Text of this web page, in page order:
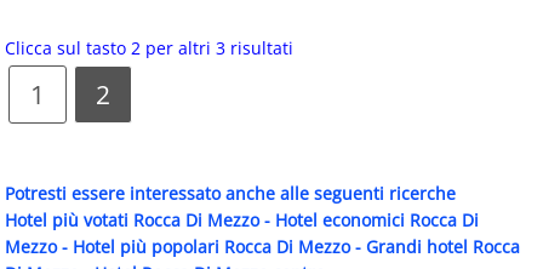
Clicca sul tasto 2 per altri 3 risultati
1 2
Potresti essere interessato anche alle seguenti ricerche
Hotel più votati Rocca Di Mezzo- Hotel economici Rocca Di
Mezzo- Hotel più popolari Rocca Di Mezzo- Grandi hotel Rocca